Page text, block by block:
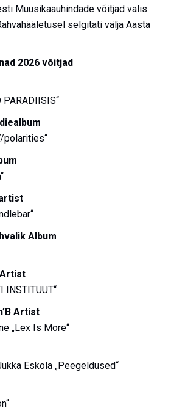
Muusikaauhindade võitjad valis
selgitati välja Aasta
2026 võitjad
PARADIISIS“
polarities“
Album
INSTITUUT“
Artist
„Lex Is More“
Eskola „Peegeldused“